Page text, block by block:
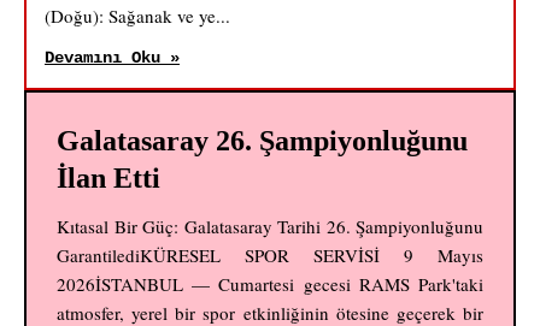
(Doğu): Sağanak ve ye...
Devamını Oku »
Galatasaray 26. Şampiyonluğunu
İlan Etti
Kıtasal Bir Güç: Galatasaray Tarihi 26. Şampiyonluğunu
GarantilediKÜRESEL SPOR SERVİSİ 9 Mayıs
2026İSTANBUL — Cumartesi gecesi RAMS Park'taki
atmosfer, yerel bir spor etkinliğinin ötesine geçerek bir